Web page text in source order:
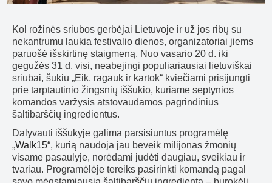
Kol rožinės sriubos gerbėjai Lietuvoje ir už jos ribų su
nekantrumu laukia festivalio dienos, organizatoriai jiems
paruošė išskirtinę staigmeną. Nuo vasario 20 d. iki
gegužės 31 d. visi, neabejingi populiariausiai lietuviškai
sriubai, šūkiu „Eik, ragauk ir kartok“ kviečiami prisijungti
prie tarptautinio žingsnių iššūkio, kuriame septynios
komandos varžysis atstovaudamos pagrindinius
šaltibarščių ingredientus.
Dalyvauti iššūkyje galima parsisiuntus programėlę
„Walk15“, kurią naudoja jau beveik milijonas žmonių
visame pasaulyje, norėdami judėti daugiau, sveikiau ir
tvariau. Programėlėje tereiks pasirinkti komandą pagal